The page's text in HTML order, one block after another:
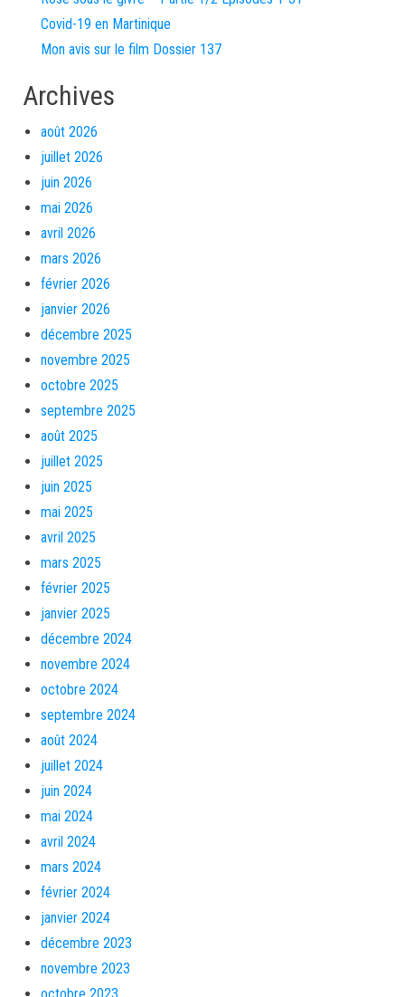
Covid-19 en Martinique
Mon avis sur le film Dossier 137
Archives
août 2026
juillet 2026
juin 2026
mai 2026
avril 2026
mars 2026
février 2026
janvier 2026
décembre 2025
novembre 2025
octobre 2025
septembre 2025
août 2025
juillet 2025
juin 2025
mai 2025
avril 2025
mars 2025
février 2025
janvier 2025
décembre 2024
novembre 2024
octobre 2024
septembre 2024
août 2024
juillet 2024
juin 2024
mai 2024
avril 2024
mars 2024
février 2024
janvier 2024
décembre 2023
novembre 2023